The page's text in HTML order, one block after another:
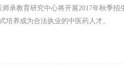
承教育研究中心将开展2017年秋季
培养成为合法执业的中医药人才。